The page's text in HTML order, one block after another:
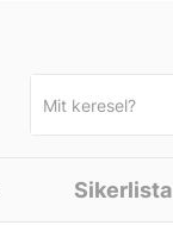
Sikerlista